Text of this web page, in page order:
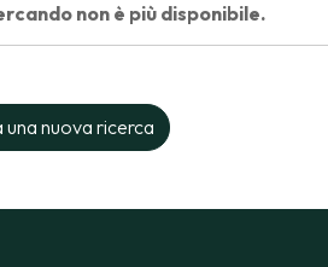
non è più disponibile.
una nuova ricerca